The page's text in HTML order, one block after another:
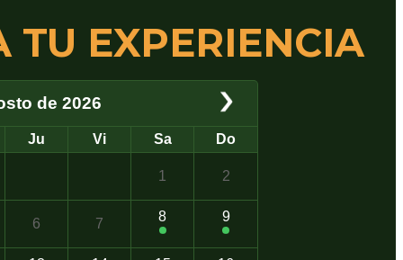
TU EXPERIENCIA